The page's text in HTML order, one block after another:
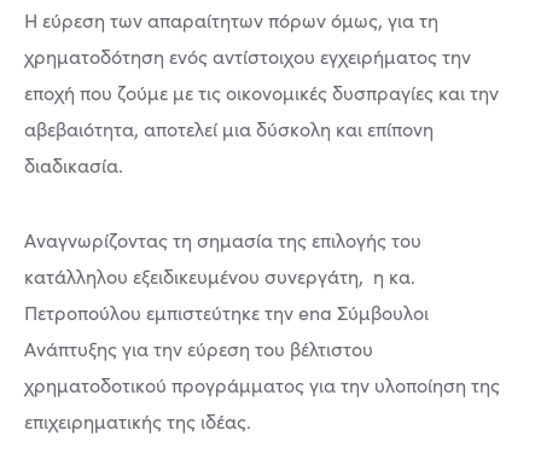
Η εύρεση των απαραίτητων πόρων όμως, για τη
χρηματοδότηση ενός αντίστοιχου εγχειρήματος την
εποχή που ζούμε με τις οικονομικές δυσπραγίες και την
αβεβαιότητα, αποτελεί μια δύσκολη και επίπονη
διαδικασία.
Αναγνωρίζοντας τη σημασία της επιλογής του
κατάλληλου εξειδικευμένου συνεργάτη, η κα.
Πετροπούλου εμπιστεύτηκε την ena Σύμβουλοι
Ανάπτυξης για την εύρεση του βέλτιστου
χρηματοδοτικού προγράμματος για την υλοποίηση της
επιχειρηματικής της ιδέας.